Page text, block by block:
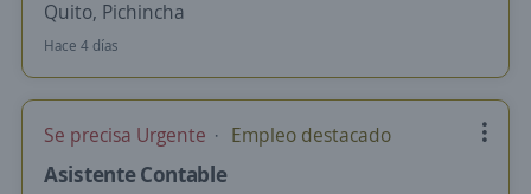
Quito, Pichincha
Hace 4 días
Se precisa Urgente Empleo destacado
Asistente Contable